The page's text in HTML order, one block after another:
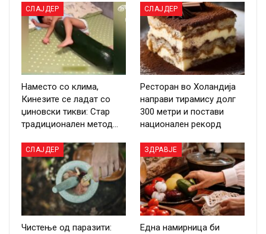
СЛАЈДЕР
Наместо со клима,
Кинезите се ладат со
џиновски тикви: Стар
традиционален метод…
СЛАЈДЕР
Ресторан во Холандија
направи тирамису долг
300 метри и постави
национален рекорд
СЛАЈДЕР
Чистење од паразити:
ЗДРАВЈЕ
Една намирница би